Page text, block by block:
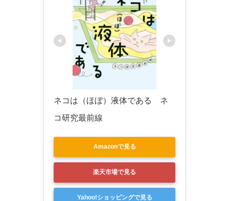
ネコは（ほぼ）液体である　ネ
コ研究最前線
Amazonで見る
楽天市場で見る
Yahoo!ショッピングで見る